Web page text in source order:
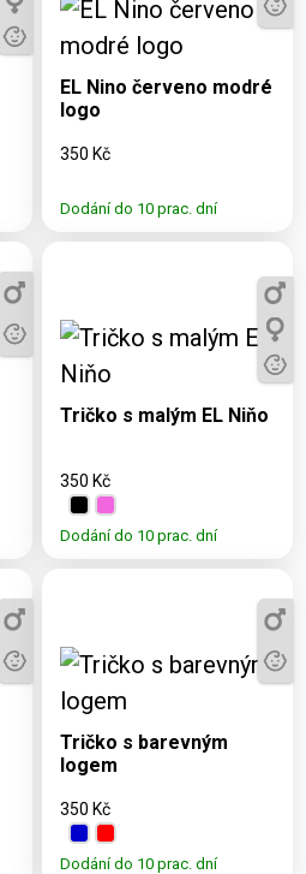
Dostupné varianty:
3, 5, 7, 9, 11, S, M, L,
XL, 2XL, 3XL
EL Nino červeno modré
logo
350 Kč
Dodání do 10 prac. dní
Dostupné varianty:
3, 5, 7, 9, 11, S, M, L,
XL, 2XL, 3XL, 4XL
Tričko s malým EL Niňo
350 Kč
Dodání do 10 prac. dní
Dostupné varianty:
3, 5, 7, 9, 11, S, M, L,
XL, 2XL, 3XL, 4XL
Tričko s barevným
logem
350 Kč
Dodání do 10 prac. dní